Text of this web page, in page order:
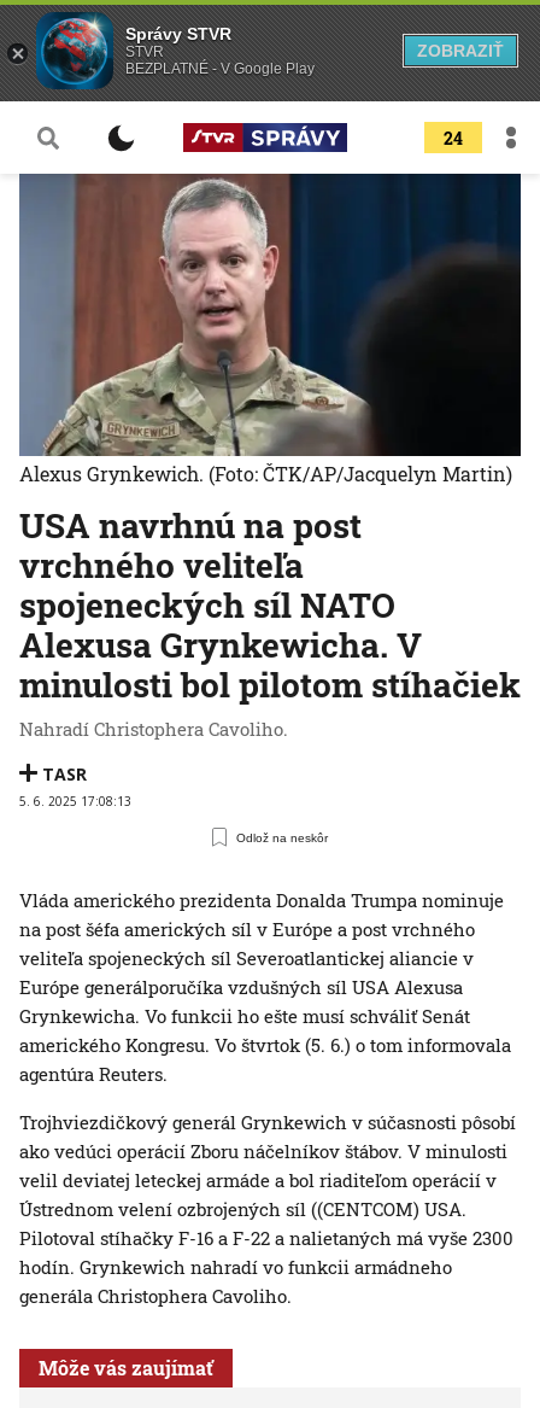
24
USA navrhnú na post
vrchného veliteľa
spojeneckých síl NATO
Alexusa Grynkewicha. V
minulosti bol pilotom stíhačiek
Nahradí Christophera Cavoliho.
TASR
5. 6. 2025 17:08:13
Odlož na neskôr
Alexus Grynkewich. (Foto: ČTK/AP/Jacquelyn Martin)
Vláda amerického prezidenta Donalda Trumpa nominuje
na post šéfa amerických síl v Európe a post vrchného
veliteľa spojeneckých síl Severoatlantickej aliancie v
Európe generálporučíka vzdušných síl USA Alexusa
Grynkewicha. Vo funkcii ho ešte musí schváliť Senát
amerického Kongresu. Vo štvrtok (5. 6.) o tom informovala
agentúra Reuters.
Trojhviezdičkový generál Grynkewich v súčasnosti pôsobí
ako vedúci operácií Zboru náčelníkov štábov. V minulosti
velil deviatej leteckej armáde a bol riaditeľom operácií v
Ústrednom velení ozbrojených síl ((CENTCOM) USA.
Pilotoval stíhačky F-16 a F-22 a nalietaných má vyše 2300
hodín. Grynkewich nahradí vo funkcii armádneho
generála Christophera Cavoliho.
Môže vás zaujímať
Správy STVR
STVR
BEZPLATNÉ - V Google Play
ZOBRAZIŤ